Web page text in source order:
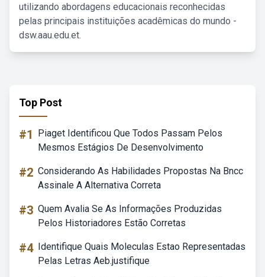
utilizando abordagens educacionais reconhecidas
pelas principais instituições acadêmicas do mundo -
dsw.aau.edu.et.
Top Post
#1
Piaget Identificou Que Todos Passam Pelos
Mesmos Estágios De Desenvolvimento
#2 Considerando As Habilidades Propostas Na Bncc
Assinale A Alternativa Correta
#3 Quem Avalia Se As Informações Produzidas
Pelos Historiadores Estão Corretas
#4 Identifique Quais Moleculas Estao Representadas
Pelas Letras Aeb.justifique